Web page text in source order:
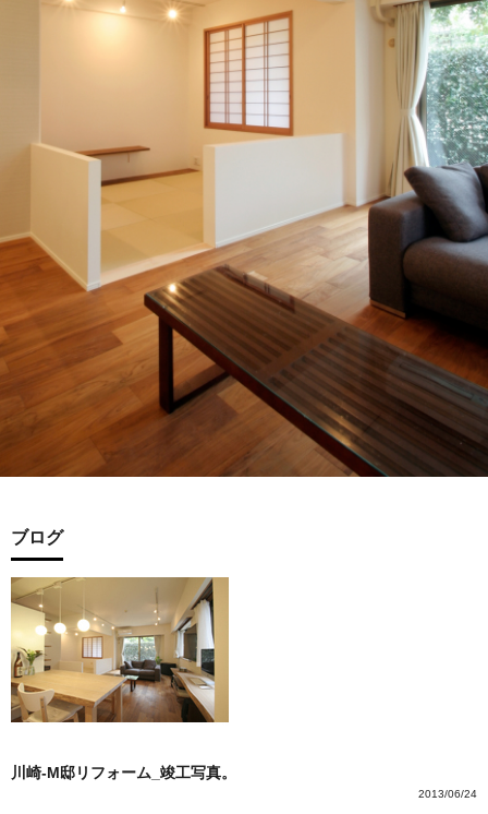
ブログ
川崎-M邸リフォーム_竣工写真。
2013/06/24